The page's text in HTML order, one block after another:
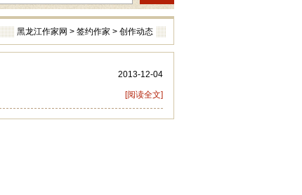
黑龙江作家网 > 签约作家 > 创作动态
2013-12-04
[阅读全文]